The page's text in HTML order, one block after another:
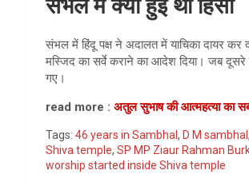
संभल में क्यों हुई थी हिंसा
संभल में हिंदू पक्ष ने अदालत में याचिका दायर कर
मस्जिद का सर्वे कराने का आदेश दिया। जब दूसरे
गए।
read more : अतुल सुभाष की आत्महत्या का
Tags: 46 years in Sambhal , D M sambhal ,
Shiva temple, SP MP Ziaur Rahman
worship started inside Shiva temple